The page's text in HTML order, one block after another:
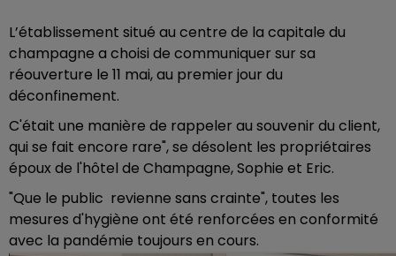
L’établissement situé au centre de la capitale du
champagne a choisi de communiquer sur sa
réouverture le 11 mai, au premier jour du
déconfinement.
C'était une manière de rappeler au souvenir du client,
qui se fait encore rare", se désolent les propriétaires
époux de l'hôtel de Champagne, Sophie et Eric.
"Que le public revienne sans crainte", toutes les
mesures d'hygiène ont été renforcées en conformité
avec la pandémie toujours en cours.